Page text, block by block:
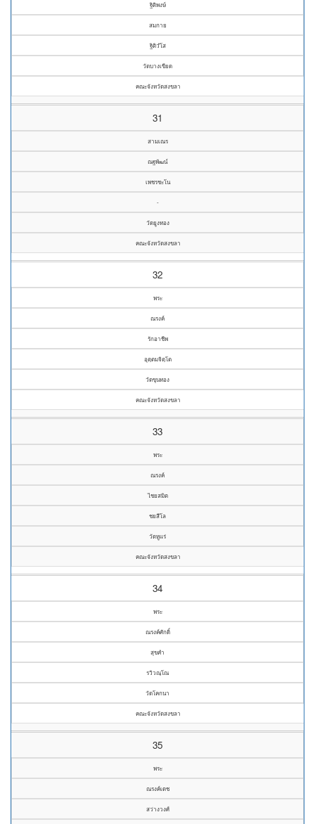
ฐิติพงษ์
สมกาย
ฐิติวํโส
วัดบางเขียด
คณะจังหวัดสงขลา
31
สามเณร
ณฐพัฒน์
เพชรชะโน
-
วัดยูงทอง
คณะจังหวัดสงขลา
32
พระ
ณรงค์
รักอาชีพ
อุตฺตมจิตฺโต
วัดขุนทอง
คณะจังหวัดสงขลา
33
พระ
ณรงค์
ไชยสมิต
ชยสีโล
วัดหูแร่
คณะจังหวัดสงขลา
34
พระ
ณรงค์ศักดิ์
สุขคำ
รวิวณฺโณ
วัดโคกนา
คณะจังหวัดสงขลา
35
พระ
ณรงค์เดช
สว่างวงศ์